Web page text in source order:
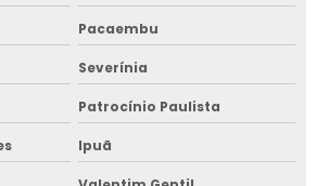
Pacaembu
Severínia
Patrocínio Paulista
Ipuã